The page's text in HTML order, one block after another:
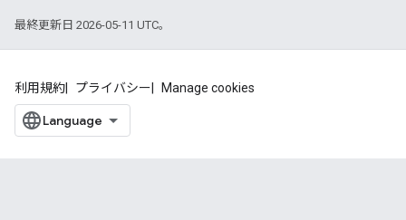
最終更新日 2026-05-11 UTC。
利用規約 プライバシー Manage cookies